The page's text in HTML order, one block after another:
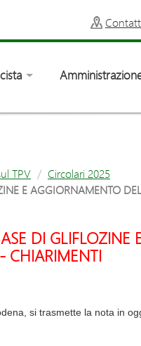
TPV
Circolari 2025
E AGGIORNAMENTO
DI GLIFLOZINE
CHIARIMENTI
si trasmette la nota in